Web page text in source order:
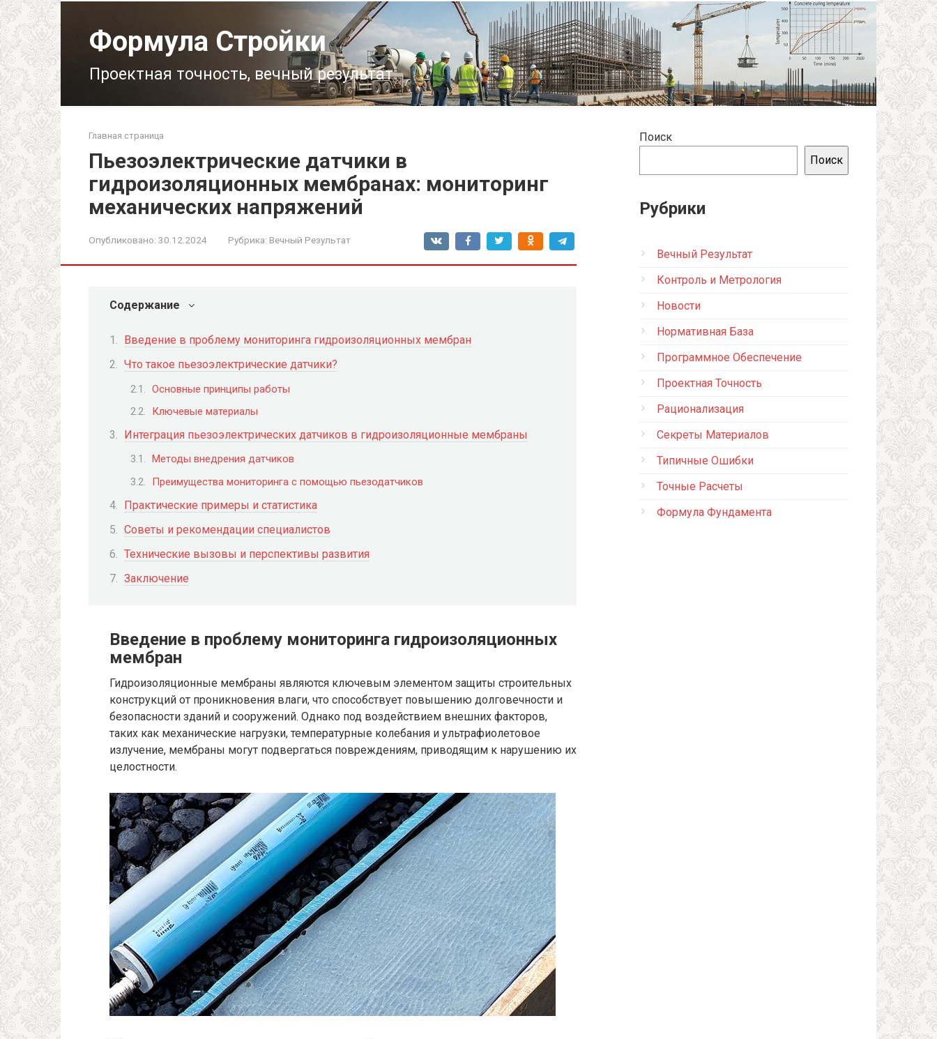
Формула Стройки
Проектная точность, вечный результат
Главная страница
Пьезоэлектрические датчики в
гидроизоляционных мембранах: мониторинг
механических напряжений
Опубликовано: 30.12.2024 Рубрика: Вечный Результат
Содержание
Введение в проблему мониторинга гидроизоляционных мембран
Что такое пьезоэлектрические датчики?
Основные принципы работы
Ключевые материалы
Интеграция пьезоэлектрических датчиков в гидроизоляционные мембраны
Методы внедрения датчиков
Преимущества мониторинга с помощью пьезодатчиков
Практические примеры и статистика
Советы и рекомендации специалистов
Технические вызовы и перспективы развития
Заключение
Введение в проблему мониторинга гидроизоляционных
мембран
Гидроизоляционные мембраны являются ключевым элементом защиты строительных
конструкций от проникновения влаги, что способствует повышению долговечности и
безопасности зданий и сооружений. Однако под воздействием внешних факторов,
таких как механические нагрузки, температурные колебания и ультрафиолетовое
излучение, мембраны могут подвергаться повреждениям, приводящим к нарушению их
целостности.
Поиск
Поиск
Рубрики
Вечный Результат
Контроль и Метрология
Новости
Нормативная База
Программное Обеспечение
Проектная Точность
Рационализация
Секреты Материалов
Типичные Ошибки
Точные Расчеты
Формула Фундамента